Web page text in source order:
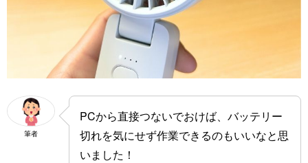
筆者
PCから直接つないでおけば、バッテリー
切れを気にせず作業できるのもいいなと思
いました！